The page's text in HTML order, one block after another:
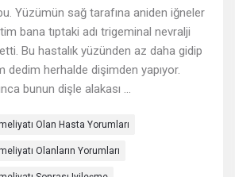
Yüzümün sağ tarafına aniden iğneler
bana tıptaki adı trigeminal nevralji
Bu hastalık yüzünden az daha gidip
dedim herhalde dişimden yapıyor.
bunun dişle alakası ...
Olan Hasta Yorumları
Olanların Yorumları